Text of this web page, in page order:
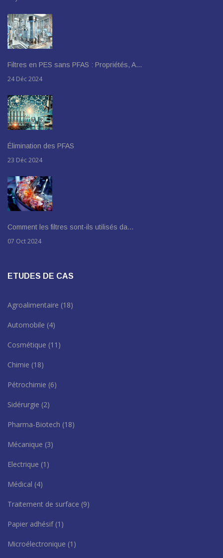
Filtres en PES sans PFAS : Propriétés, A…
24 Déc 2024
Élimination des PFAS
23 Déc 2024
Comment les filtres sont-ils utilisés da…
07 Oct 2024
ETUDES DE CAS
Agroalimentaire (18)
Automobile (4)
Cosmétique (11)
Chimie (18)
Pétrochimie (6)
Sidérurgie (2)
Pharma-Biotech (18)
Mécanique (3)
Electrique (1)
Médical (4)
Traitement de surface (9)
Papier adhésif (1)
Microélectronique (1)